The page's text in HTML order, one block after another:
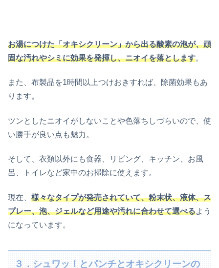
お湯につけた「オキシクリーン」から出る酸素の泡が、頑
固な汚れやシミに効果を発揮し、ニオイを落とします。
また、布製品を1時間以上つけおきすれば、除菌効果もあ
ります。
ツンとしたニオイがしないことや色落ちしづらいので、使
い勝手が良い点も魅力。
そして、衣類以外にも食器、リビング、キッチン、お風
呂、トイレなど家中のお掃除に使えます。
現在、 様々なタイプが発売されていて、粉末状、液体、ス
プレー、泡、ジェルなど用途や汚れに合わせて選べるよう
になっています。
３．シュワッ！とパンチとオキシクリーンの